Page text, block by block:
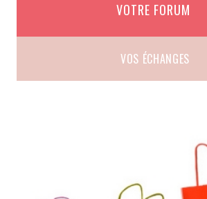
VOTRE FORUM
VOS ÉCHANGES